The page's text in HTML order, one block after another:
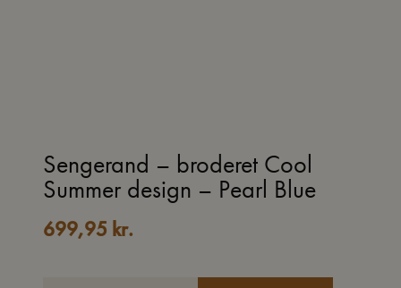
Sengerand – broderet Cool
Summer design – Pearl Blue
699,95 kr.